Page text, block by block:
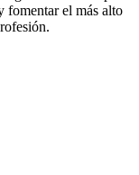
fomentar el más alto